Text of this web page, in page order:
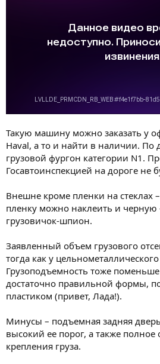
Такую машину можно заказать у
Haval, а то и найти в наличии. По
грузовой фургон категории N1.
Госавтоинспекцией на дороге не
Внешне кроме пленки на стеклах
пленку можно наклеить и черную
грузовичок-шпион.
Заявленный объем грузового
тогда как у
Грузоподъемность тоже поменьше
достаточно правильной формы,
пластиком (привет, Лада!).
Минусы – подъемная задняя
высокий ее порог, а также полное
крепления груза.